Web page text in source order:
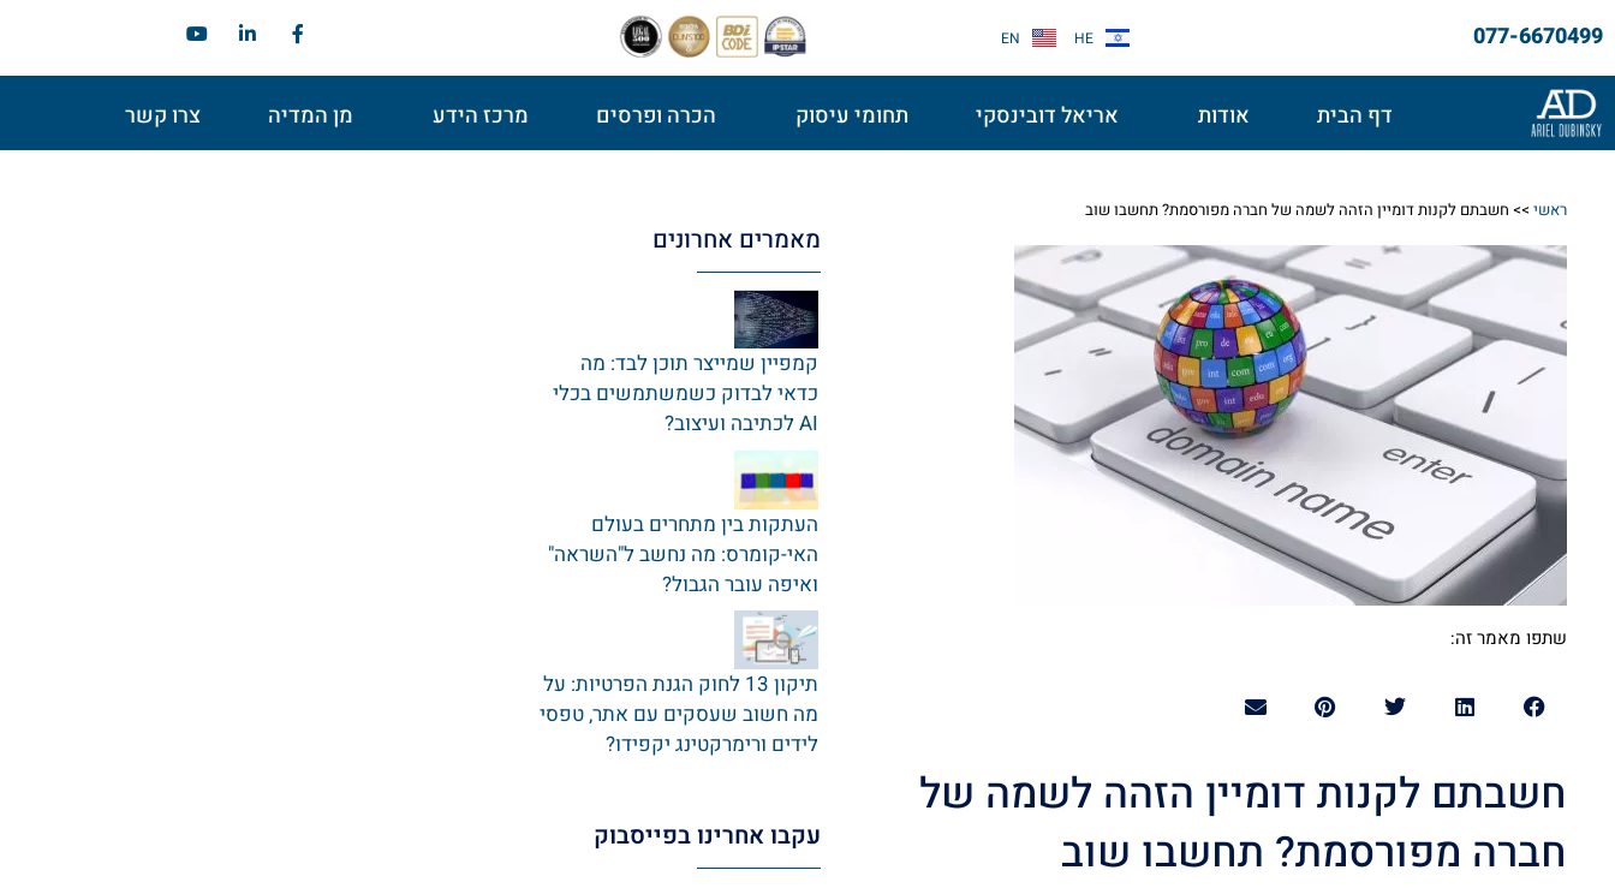
077-6670499
HE
EN
דף הבית אודות אריאל דובינסקי תחומי עיסוק הכרה ופרסים מרכז הידע מן המדיה צרו קשר
ראשי >> חשבתם לקנות דומיין הזהה לשמה של חברה מפורסמת? תחשבו שוב
שתפו מאמר זה:
חשבתם לקנות דומיין הזהה לשמה של
חברה מפורסמת? תחשבו שוב
מאמרים אחרונים
קמפיין שמייצר תוכן לבד: מה
כדאי לבדוק כשמשתמשים בכלי
AI לכתיבה ועיצוב?
העתקות בין מתחרים בעולם
האי-קומרס: מה נחשב ל"השראה"
ואיפה עובר הגבול?
תיקון 13 לחוק הגנת הפרטיות: על
מה חשוב שעסקים עם אתר‚ טפסי
לידים ורימרקטינג יקפידו?
עקבו אחרינו בפייסבוק